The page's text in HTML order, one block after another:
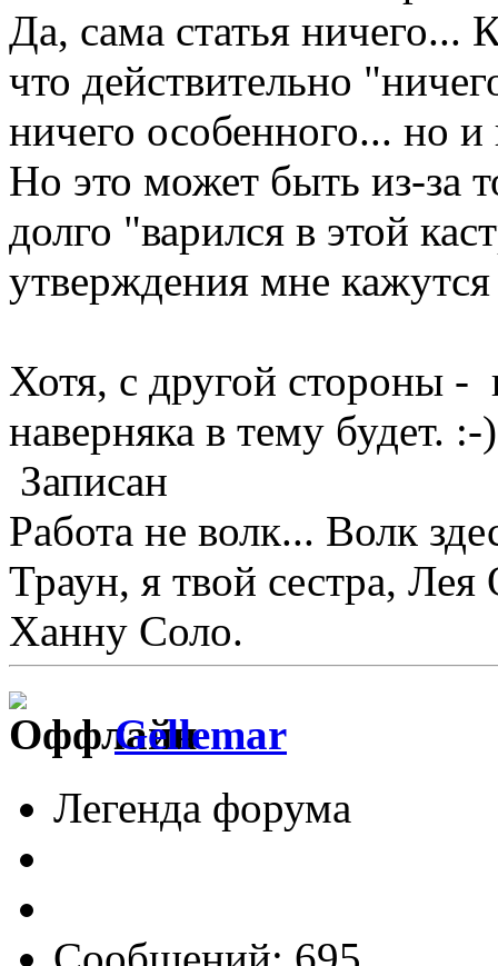
Да, сама статья ничего...
что действительно
ничего особенного... но
Но это может быть из-за
долго "варился в этой
утверждения мне
Хотя, с другой стороны -
наверняка в тему будет. :-)
Записан
Работа не волк... Волк
Траун, я твой сестра,
Ханну Соло.
Gellemar
Легенда форума